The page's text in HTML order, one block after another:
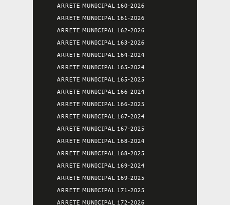
ARRETE MUNICIPAL 160-2026
ARRETE MUNICIPAL 161-2026
ARRETE MUNICIPAL 162-2026
ARRETE MUNICIPAL 163-2026
ARRETE MUNICIPAL 164-2024
ARRETE MUNICIPAL 165-2024
ARRETE MUNICIPAL 165-2025
ARRETE MUNICIPAL 166-2024
ARRETE MUNICIPAL 166-2025
ARRETE MUNICIPAL 167-2024
ARRETE MUNICIPAL 167-2025
ARRETE MUNICIPAL 168-2024
ARRETE MUNICIPAL 168-2025
ARRETE MUNICIPAL 169-2024
ARRETE MUNICIPAL 169-2025
ARRETE MUNICIPAL 171-2025
ARRETE MUNICIPAL 172-2026